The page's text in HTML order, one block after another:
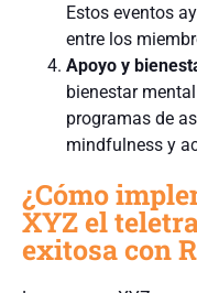
Estos eventos
entre los
Apoyo y
bienestar
programas de
mindfulness y
¿Cómo
XYZ el
exitosa con